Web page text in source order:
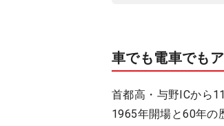
車でも電車でも
首都高・与野ICから
1965年開場と60年の